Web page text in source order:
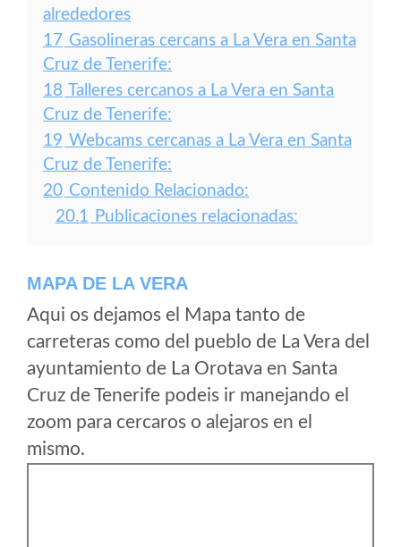
alrededores
17 Gasolineras cercans a La Vera en Santa
Cruz de Tenerife:
18 Talleres cercanos a La Vera en Santa
Cruz de Tenerife:
19 Webcams cercanas a La Vera en Santa
Cruz de Tenerife:
20 Contenido Relacionado:
20.1 Publicaciones relacionadas:
MAPA DE LA VERA
Aqui os dejamos el Mapa tanto de
carreteras como del pueblo de La Vera del
ayuntamiento de La Orotava en Santa
Cruz de Tenerife podeis ir manejando el
zoom para cercaros o alejaros en el
mismo.